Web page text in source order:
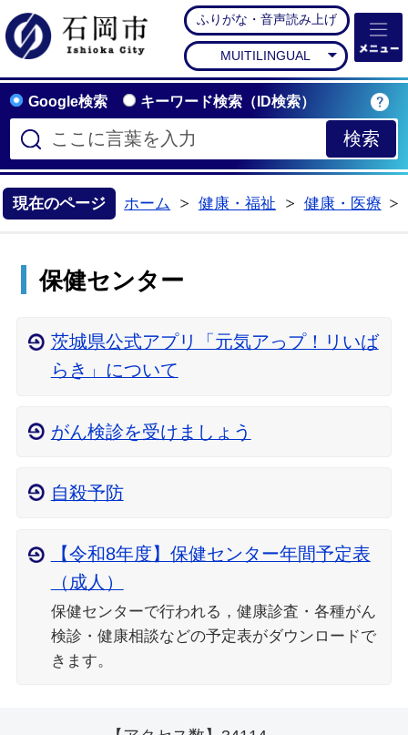
石岡市公式ホームペー
ふりがな・音声読み上げ
MUITILINGUAL
Google検索 キーワード検索（ID検索）
現在のページ ホーム
健康・福祉
健康・医療
保健センター
茨城県公式アプリ「元気アっプ！リいば
らき」について
がん検診を受けましょう
自殺予防
【令和8年度】保健センター年間予定表
（成人）
保健センターで行われる，健康診査・各種がん
検診・健康相談などの予定表がダウンロードで
きます。